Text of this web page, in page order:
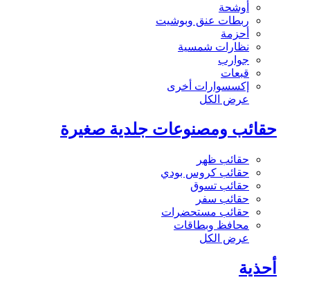
أوشحة
ربطات عنق وبوشيت
أحزمة
نظارات شمسية
جوارب
قبعات
إكسسوارات أخرى
عرض الكل
حقائب ومصنوعات جلدية صغيرة
حقائب ظهر
حقائب كروس بودي
حقائب تسوق
حقائب سفر
حقائب مستحضرات
محافظ وبطاقات
عرض الكل
أحذية